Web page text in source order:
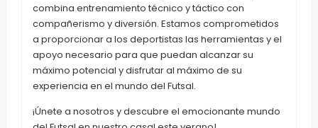
combina entrenamiento técnico y táctico con
compañerismo y diversión. Estamos comprometidos
a proporcionar a los deportistas las herramientas y el
apoyo necesario para que puedan alcanzar su
máximo potencial y disfrutar al máximo de su
experiencia en el mundo del Futsal.
¡Únete a nosotros y descubre el emocionante mundo